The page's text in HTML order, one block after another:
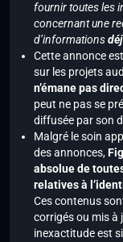
fournir toutes les
concernant une
d’informations
Cette annonce
sur les projets
n’émane pas
peut ne pas se
diffusée par son
Malgré le soin
des annonces,
absolue de
relatives à
Ces contenus
corrigés ou mis à
inexactitude est